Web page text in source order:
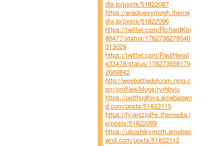
dia.jp/posts/51822087
https://eraqipevymogh.theme
dia.jp/posts/51822096
https://twitter.com/RichardKin
86477/status/1762736278540
313029
https://twitter.com/PaulHensl
e33478/status/176273658179
2669842
http://weebattledotcom.ning.c
om/profiles/blogs/ryrhbyiu
https://pirithughiva.amebaown
d.com/posts/51822115
https://fyjanizigihe.themedia.j
p/posts/51822089
https://uboshikymoth.amebao
wnd.com/posts/51822112